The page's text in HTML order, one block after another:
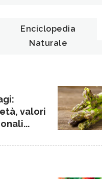
Enciclopedia
Naturale
valori